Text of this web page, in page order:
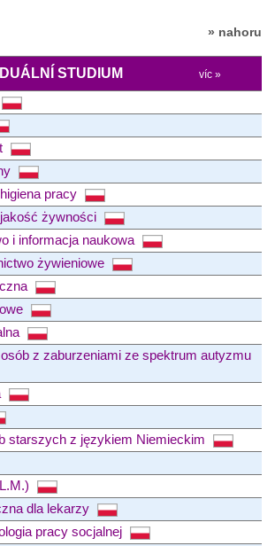
» nahoru
STUDIUM víc »
pracy
żywności
i informacja naukowa
żywieniowe
z zaburzeniami ze spektrum autyzmu
starszych z językiem Niemieckim
dla lekarzy
pracy socjalnej